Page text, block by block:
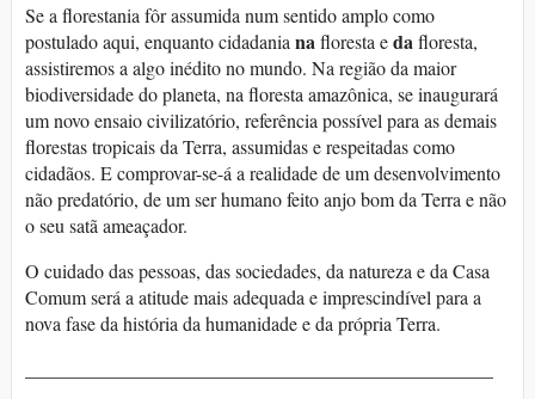
Se a florestania fôr assumida num sentido amplo como
postulado aqui, enquanto cidadania nafloresta edafloresta,
assistiremos a algo inédito no mundo. Na região da maior
biodiversidade do planeta, na floresta amazônica, se inaugurará
um novo ensaio civilizatório, referência possível para as demais
florestas tropicais da Terra, assumidas e respeitadas como
cidadãos. E comprovar-se-á a realidade de um desenvolvimento
não predatório, de um ser humano feito anjo bom da Terra e não
o seu satã ameaçador.
O cuidado das pessoas, das sociedades, da natureza e da Casa
Comum será a atitude mais adequada e imprescindível para a
nova fase da história da humanidade e da própria Terra.